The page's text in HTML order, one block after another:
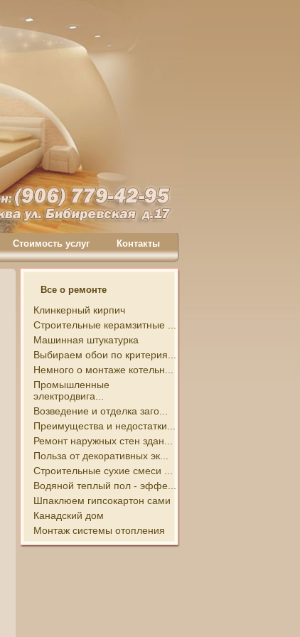
Контакты
Стоимость услуг
Все о ремонте
Клинкерный кирпич
Строительные керамзитные ...
Машинная штукатурка
Выбираем обои по критерия...
Немного о монтаже котельн...
Промышленные
электродвига...
Возведение и отделка заго...
Преимущества и недостатки...
Ремонт наружных стен здан...
Польза от декоративных эк...
Строительные сухие смеси ...
Водяной теплый пол - эффе...
Шпаклюем гипсокартон сами
Канадский дом
Монтаж системы отопления